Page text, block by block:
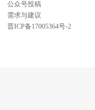
公众号投稿
需求与建议
晋ICP备17005364号-2